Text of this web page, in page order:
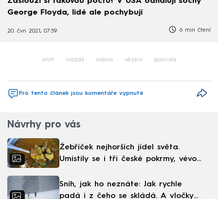
George Floyda, lidé ale pochybují
20. čvn 2021, 07:59 6 min čtení
smrt vražda rodina vězení policista
Pro tento článek jsou komentáře vypnuté
Návrhy pro vás
Žebříček nejhorších jídel světa.
Umístily se i tři české pokrmy, vévodí
Sníh, jak ho neznáte: Jak rychle
padá i z čeho se skládá. A vločky